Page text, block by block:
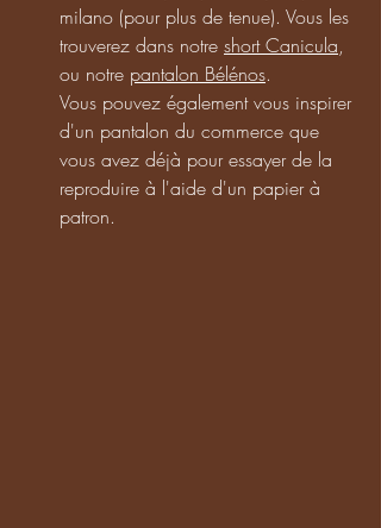
milano (pour plus de tenue). Vous les
trouverez dans notre short Canicula,
ou notre pantalon Bélénos.
Vous pouvez également vous inspirer
d'un pantalon du commerce que
vous avez déjà pour essayer de la
reproduire à l'aide d'un papier à
patron.